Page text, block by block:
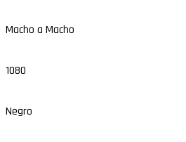
Macho a Macho
1080
Negro